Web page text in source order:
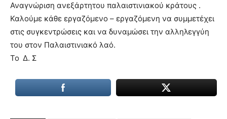
Αναγνώριση ανεξάρτητου παλαιστινιακού κράτους .
Καλούμε κάθε εργαζόμενο – εργαζόμενη να συμμετέχει
στις συγκεντρώσεις και να δυναμώσει την αλληλεγγύη
του στον Παλαιστινιακό λαό.
Το Δ. Σ